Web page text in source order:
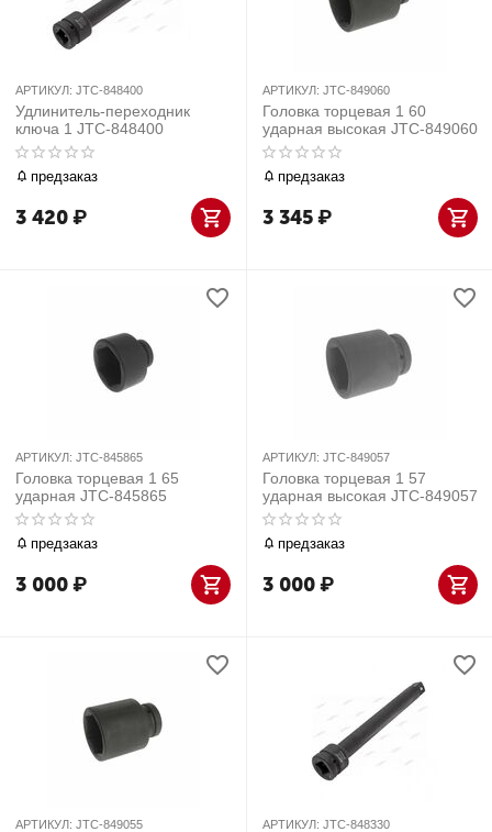
АРТИКУЛ: JTC-848400
Удлинитель-переходник
ключа 1 JTC-848400
предзаказ
3 420₽
АРТИКУЛ: JTC-849060
Головка торцевая 1 60
ударная высокая JTC-849060
предзаказ
3 345₽
АРТИКУЛ: JTC-845865
Головка торцевая 1 65
ударная JTC-845865
предзаказ
3 000₽
АРТИКУЛ: JTC-849057
Головка торцевая 1 57
ударная высокая JTC-849057
предзаказ
3 000₽
АРТИКУЛ: JTC-849055 АРТИКУЛ: JTC-848330